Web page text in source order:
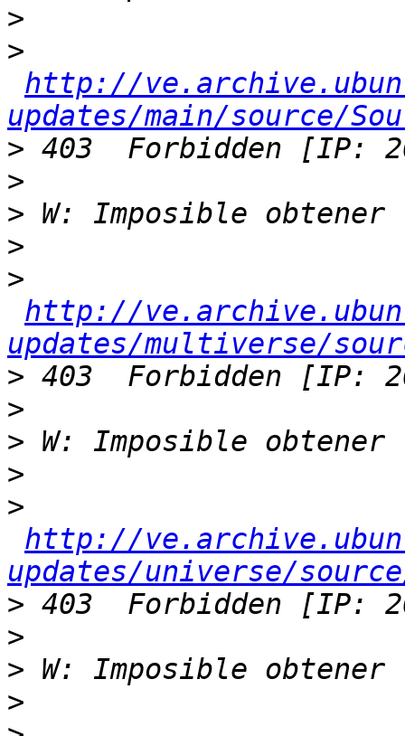
>
>
http://
updates/main/source/
>
>
>
>
>
http://
updates/multiverse/
>
>
>
>
>
http://
updates/universe/
>
>
>
>